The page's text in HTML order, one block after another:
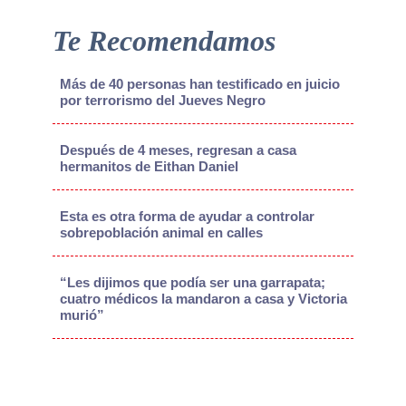
Te Recomendamos
Más de 40 personas han testificado en juicio
por terrorismo del Jueves Negro
Después de 4 meses, regresan a casa
hermanitos de Eithan Daniel
Esta es otra forma de ayudar a controlar
sobrepoblación animal en calles
“Les dijimos que podía ser una garrapata;
cuatro médicos la mandaron a casa y Victoria
murió”